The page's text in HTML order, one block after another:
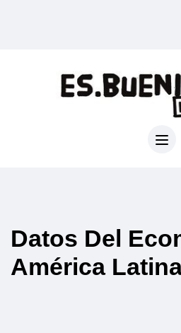
Datos Del
América